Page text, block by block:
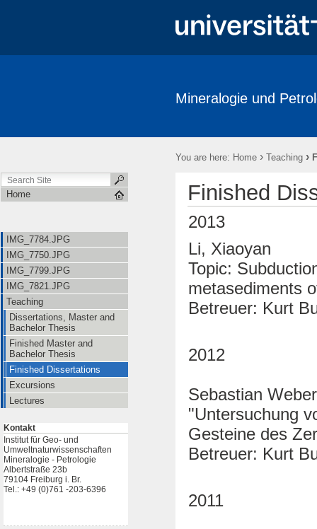
Mineralogie und
You are here: Home › Teaching ›
Home
IMG_7784.JPG
IMG_7750.JPG
IMG_7799.JPG
IMG_7821.JPG
Teaching
Dissertations, Master and
Bachelor Thesis
Finished Master and
Bachelor Thesis
Finished Dissertations
Excursions
Lectures
Kontakt
Institut für Geo- und
Umweltnaturwissenschaften
Mineralogie - Petrologie
Albertstraße 23b
79104 Freiburg i. Br.
Tel.: +49 (0)761 -203-6396
Finished
2013
Li, Xiaoyan
Topic:
metasediments
Betreuer: Kurt
2012
Sebastian Weber
"Untersuchung
Gesteine des
Betreuer: Kurt
2011